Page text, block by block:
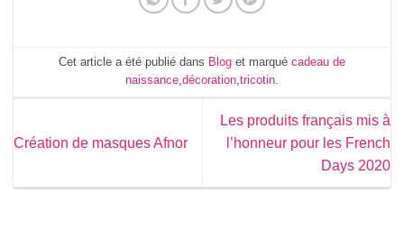
Cet article a été publié dans Blog et marqué cadeau de
naissance,décoration,tricotin.
Création de masques Afnor
Les produits français mis à
l’honneur pour les French
Days 2020